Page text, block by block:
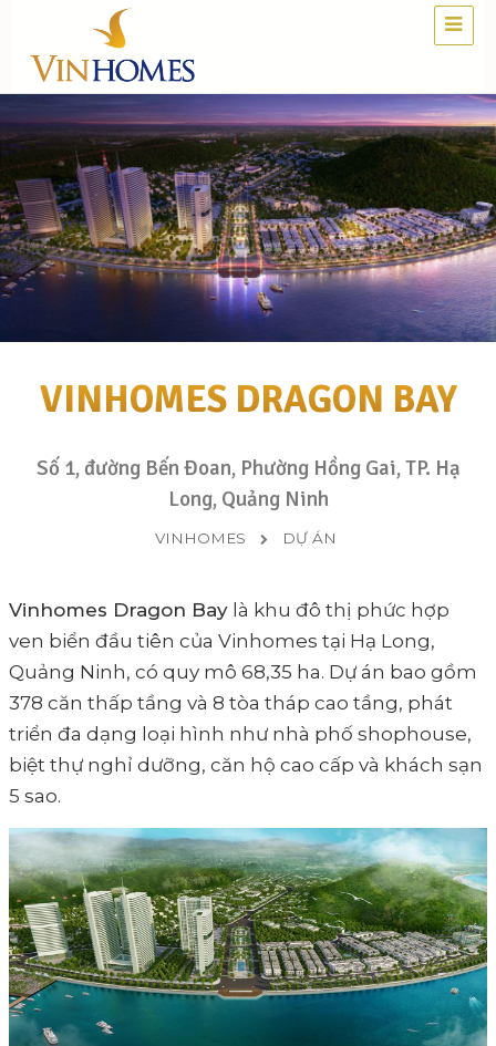
VINHOMES DRAGON BAY
Số 1, đường Bến Đoan, Phường Hồng Gai, TP. Hạ
Long, Quảng Ninh
VINHOMES DỰ ÁN
Vinhomes Dragon Bay là khu đô thị phức hợp
ven biển đầu tiên của Vinhomes tại Hạ Long,
Quảng Ninh, có quy mô 68,35 ha. Dự án bao gồm
378 căn thấp tầng và 8 tòa tháp cao tầng, phát
triển đa dạng loại hình như nhà phố shophouse,
biệt thự nghỉ dưỡng, căn hộ cao cấp và khách sạn
5 sao.